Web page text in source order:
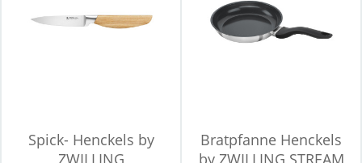
Spick- Henckels by
ZWILLING
Bratpfanne Henckels
by ZWILLING STREAM